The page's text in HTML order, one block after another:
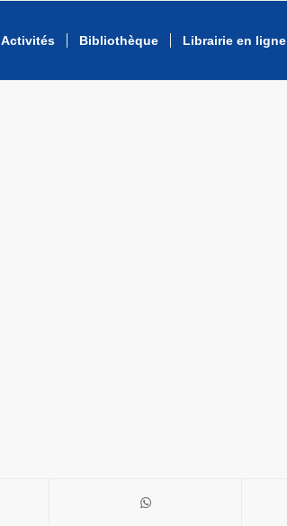
Activités Bibliothèque Librairie en ligne